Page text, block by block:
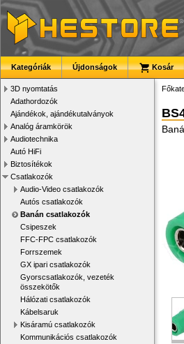
Kategóriák Újdonságok Kosár
3D nyomtatás
Adathordozók
Ajándékok, ajándékutalványok
Analóg áramkörök
Audiotechnika
Autó HiFi
Biztosítékok
Csatlakozók
Audio-Video csatlakozók
Autós csatlakozók
Banán csatlakozók
Csipeszek
FFC-FPC csatlakozók
Forrszemek
GX ipari csatlakozók
Gyorscsatlakozók, vezeték
összekötők
Hálózati csatlakozók
Kábelsaruk
Kisáramú csatlakozók
Kommunikációs csatlakozók